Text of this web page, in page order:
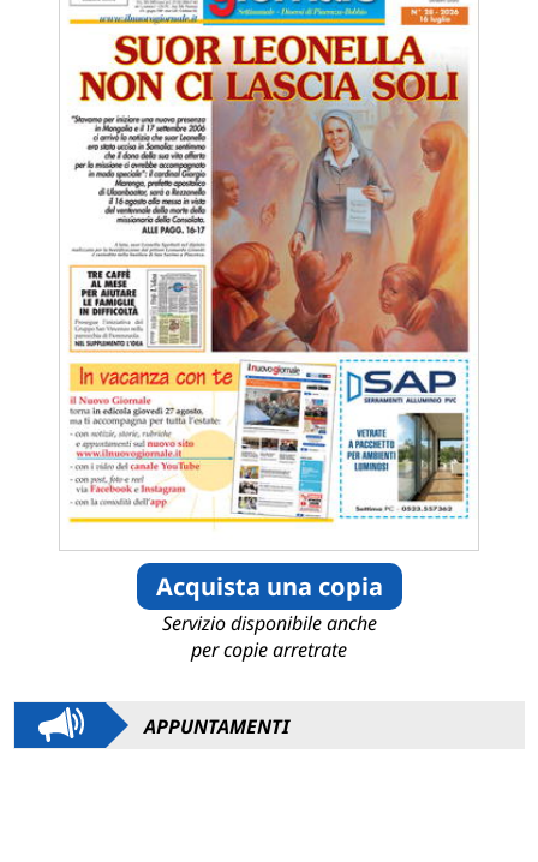
Acquista una copia
Servizio disponibile anche
per copie arretrate
APPUNTAMENTI